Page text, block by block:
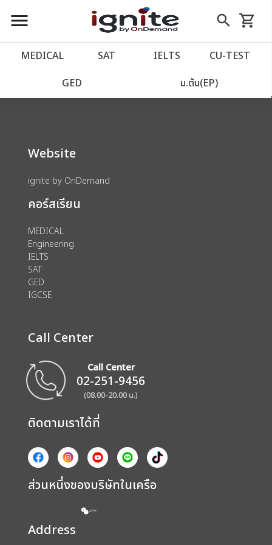
close
account_balance หน้าแรก
เว็บไซต์อิกไนท์
import_contacts วางแผนการเรียน
account_circle เข้าสู่ระบบ
assignment ลงทะเบียน
menu search
Skip
to
shopping_cart
รถเข็น
MEDICAL SAT IELTS CU‑TEST
GED ม.ต้น(EP)
We could not find anything for 80002125
Website
ignite by OnDemand
คอร์สเรียน
MEDICAL
Engineering
IELTS
SAT
GED
IGCSE
Call Center
Call Center
02-251-9456
(08.00-20.00 น.)
ติดตามเราได้ที่
ส่วนหนึ่งของบริษัทในเครือ
Address